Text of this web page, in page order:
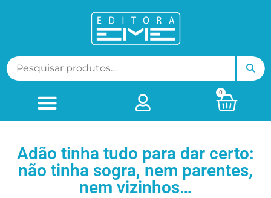
0
Adão tinha tudo para dar certo:
não tinha sogra, nem parentes,
nem vizinhos…